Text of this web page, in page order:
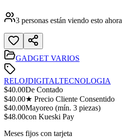
3 personas están viendo esto ahora
GADGET VARIOS
RELOJDIGITALTECNOLOGIA
$40.00De Contado
$40.00★ Precio Cliente Consentido
$40.00Mayoreo (mín. 3 piezas)
$48.00con Kueski Pay
Meses fijos con tarjeta